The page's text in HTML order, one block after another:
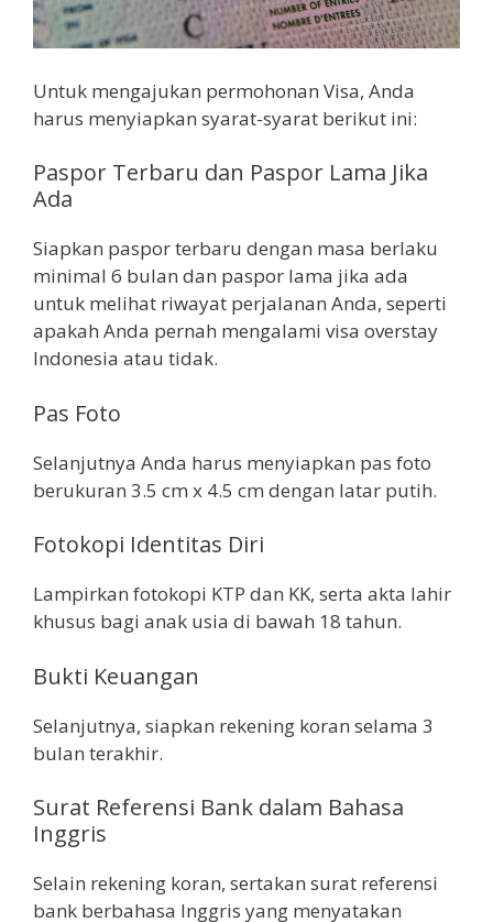
Untuk mengajukan permohonan Visa, Anda
harus menyiapkan syarat-syarat berikut ini:
Paspor Terbaru dan Paspor Lama Jika
Ada
Siapkan paspor terbaru dengan masa berlaku
minimal 6 bulan dan paspor lama jika ada
untuk melihat riwayat perjalanan Anda, seperti
apakah Anda pernah mengalami visa overstay
Indonesia atau tidak.
Pas Foto
Selanjutnya Anda harus menyiapkan pas foto
berukuran 3.5 cm x 4.5 cm dengan latar putih.
Fotokopi Identitas Diri
Lampirkan fotokopi KTP dan KK, serta akta lahir
khusus bagi anak usia di bawah 18 tahun.
Bukti Keuangan
Selanjutnya, siapkan rekening koran selama 3
bulan terakhir.
Surat Referensi Bank dalam Bahasa
Inggris
Selain rekening koran, sertakan surat referensi
bank berbahasa Inggris yang menyatakan